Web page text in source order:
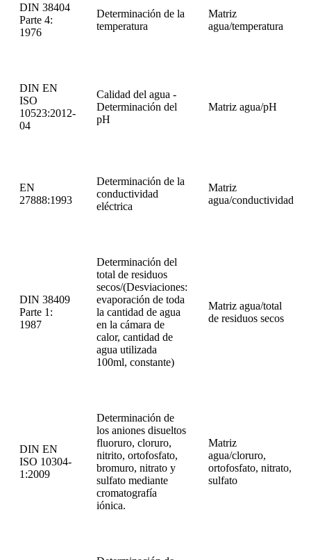
DIN 38404
Parte 4:
1976
Determinación de la
temperatura
Matriz
agua/temperatura
DIN EN
ISO
10523:2012-
04
Calidad del agua -
Determinación del
pH
Matriz agua/pH
EN
27888:1993
Determinación de la
conductividad
eléctrica
Matriz
agua/conductividad
DIN 38409
Parte 1:
1987
Determinación del
total de residuos
secos/(Desviaciones:
evaporación de toda
la cantidad de agua
en la cámara de
calor, cantidad de
agua utilizada
100ml, constante)
Matriz agua/total
de residuos secos
DIN EN
ISO 10304-
1:2009
Determinación de
los aniones disueltos
fluoruro, cloruro,
nitrito, ortofosfato,
bromuro, nitrato y
sulfato mediante
cromatografía
iónica.
Matriz
agua/cloruro,
ortofosfato, nitrato,
sulfato